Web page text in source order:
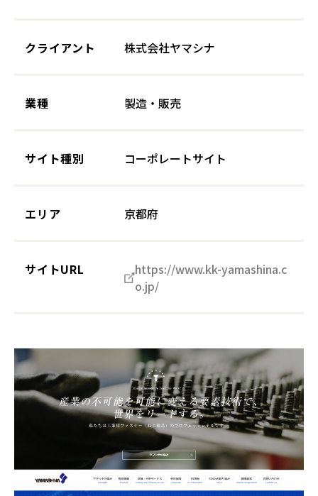
クライアント 株式会社ヤマシナ
業種 製造・販売
サイト種別 コーポレートサイト
エリア 京都府
サイトURL
https://www.kk-yamashina.c
o.jp/